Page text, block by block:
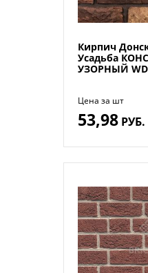
Кирпич
Усадьба
УЗОРНЫЙ
Цена за шт
53,98РУБ.